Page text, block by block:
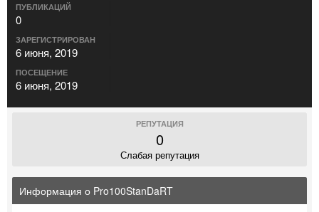
ПУБЛИКАЦИЙ
0
ЗАРЕГИСТРИРОВАН
6 июня, 2019
ПОСЕЩЕНИЕ
6 июня, 2019
РЕПУТАЦИЯ
0
Слабая репутация
Информация о Pro100StanDaRT